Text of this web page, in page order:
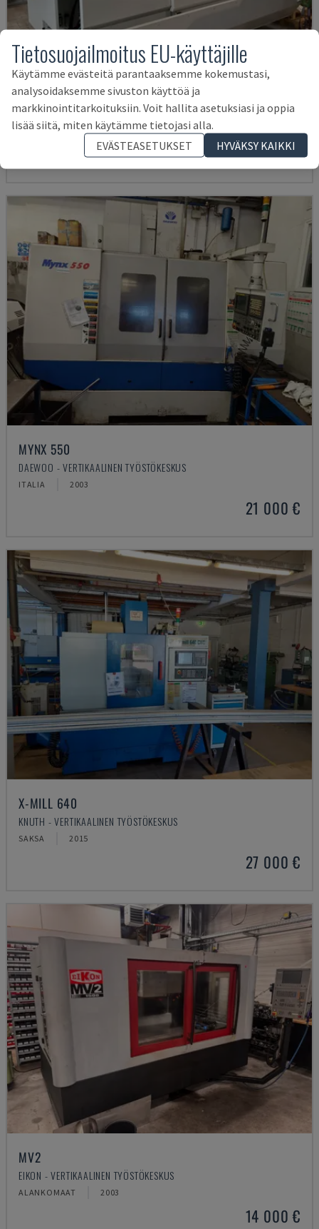
U5-1530
SPINNER - VERTIKAALINEN TYÖSTÖKESKUS
SAKSA 2021 6.000 TUNNIT
145 000 €
MYNX 550
DAEWOO - VERTIKAALINEN TYÖSTÖKESKUS
ITALIA 2003
21 000 €
X-MILL 640
KNUTH - VERTIKAALINEN TYÖSTÖKESKUS
SAKSA 2015
27 000 €
MV2
EIKON - VERTIKAALINEN TYÖSTÖKESKUS
ALANKOMAAT 2003
14 000 €
Tietosuojailmoitus EU-käyttäjille
Käytämme evästeitä parantaaksemme kokemustasi,
analysoidaksemme sivuston käyttöä ja
markkinointitarkoituksiin. Voit hallita asetuksiasi ja oppia
lisää siitä, miten käytämme tietojasi alla.
EVÄSTEASETUKSET
HYVÄKSY KAIKKI